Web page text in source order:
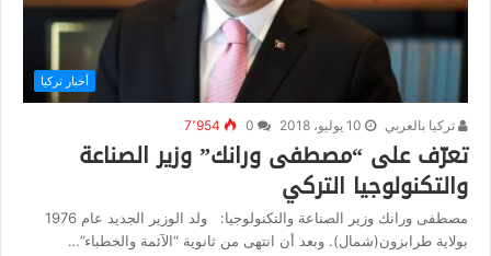
أخبار تركيا
تركيا بالعربي 10 يوليو، 2018 7٬954
تعرّف على “مصطفى ورانك” وزير الصناعة
والتكنولوجيا التركي
مصطفى ورانك وزير الصناعة والتكنولوجيا: ولد الوزير الجديد عام 1976
بولاية طرابزون(شمال). وبعد أن انتهى من ثانوية “الآئمة والخطباء”…